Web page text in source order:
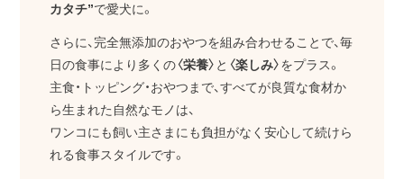
カタチ”で愛犬に。
さらに、完全無添加のおやつを組み合わせることで、毎
日の食事により多くの〈栄養〉 と 〈楽しみ〉をプラス。
主食・トッピング・おやつまで、すべてが良質な食材か
ら生まれた自然なモノは、
ワンコにも飼い主さまにも負担がなく安心して続けら
れる食事スタイルです。